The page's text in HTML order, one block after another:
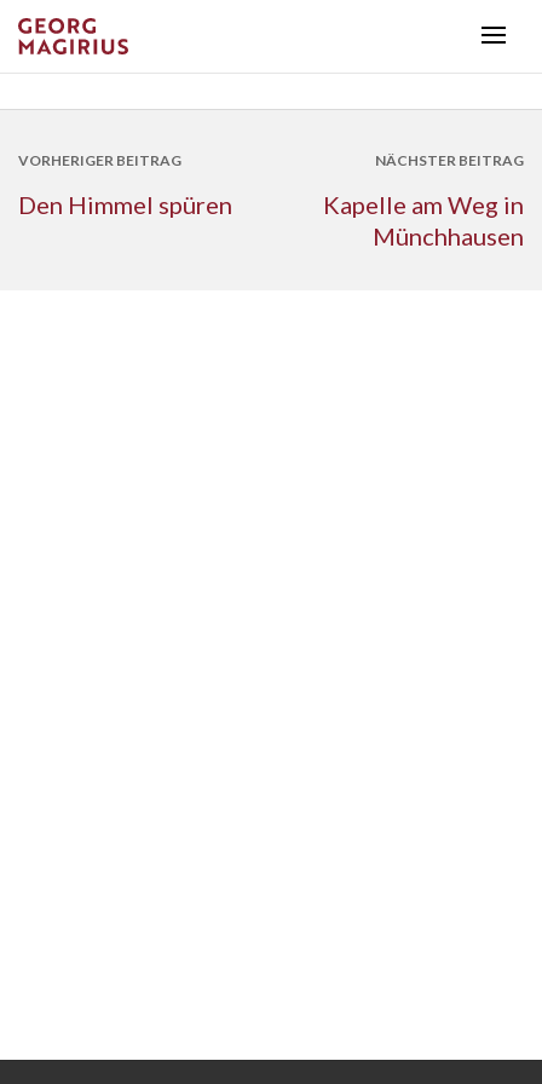
VORHERIGER BEITRAG
Den Himmel spüren
NÄCHSTER BEITRAG
Kapelle am Weg in
Münchhausen